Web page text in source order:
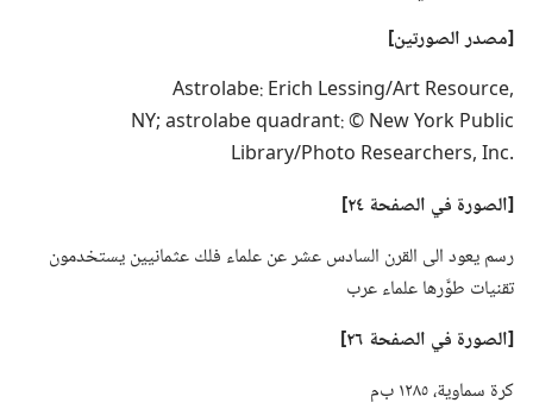
‏[مصدر الصورتين]‏
Astrolabe: Erich Lessing/Art Resource,‎
NY; astrolabe quadrant: © New York Public
Library/Photo Researchers,‎ Inc.‎
‏[الصورة في الصفحة ٢٤]‏
رسم يعود الى القرن السادس عشر عن علماء فلك عثمانيين يستخدمون
تقنيات طوَّرها علماء عرب
‏[الصورة في الصفحة ٢٦]‏
كرة سماوية،‏ ١٢٨٥ ب‌م